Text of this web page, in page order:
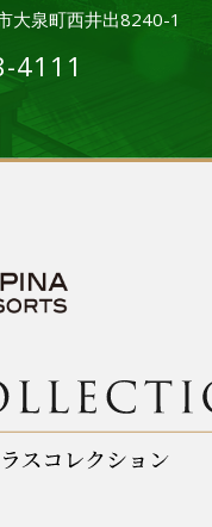
大泉町西井出8240-1
4111